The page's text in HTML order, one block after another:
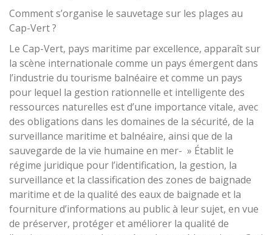
Comment s’organise le sauvetage sur les plages au
Cap-Vert ?
Le Cap-Vert, pays maritime par excellence, apparaît sur
la scène internationale comme un pays émergent dans
l’industrie du tourisme balnéaire et comme un pays
pour lequel la gestion rationnelle et intelligente des
ressources naturelles est d’une importance vitale, avec
des obligations dans les domaines de la sécurité, de la
surveillance maritime et balnéaire, ainsi que de la
sauvegarde de la vie humaine en mer- » Établit le
régime juridique pour l’identification, la gestion, la
surveillance et la classification des zones de baignade
maritime et de la qualité des eaux de baignade et la
fourniture d’informations au public à leur sujet, en vue
de préserver, protéger et améliorer la qualité de